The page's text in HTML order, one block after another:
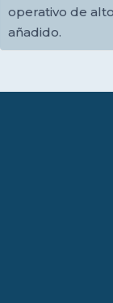
operativo de
añadido.